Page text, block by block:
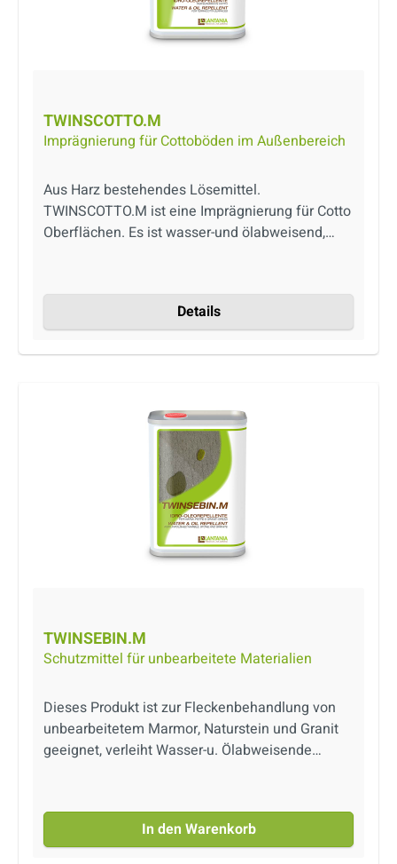
TWINSCOTTO.M
Imprägnierung für Cottoböden im Außenbereich
Aus Harz bestehendes Lösemittel.
TWINSCOTTO.M ist eine Imprägnierung für Cotto
Oberflächen. Es ist wasser-und ölabweisend,
auch im Außenbereich und verhindert die
Bildung von Salpeter und Moos. Die behandelten
Lösemittelbasis.
Details
TWINSEBIN.M
Schutzmittel für unbearbeitete Materialien
Dieses Produkt ist zur Fleckenbehandlung von
unbearbeitetem Marmor, Naturstein und Granit
geeignet, verleiht Wasser-u. Ölabweisende
Außenbereich), ohne dass merkliche
Verfärbungen entstehen. Produkt auf
In den Warenkorb